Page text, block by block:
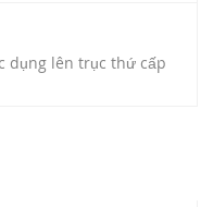
dụng lên trục thứ cấp